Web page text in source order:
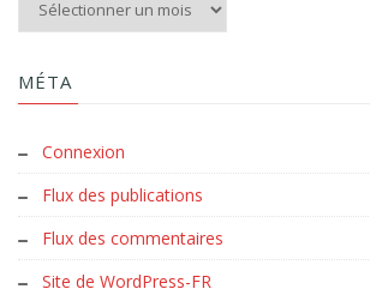
MÉTA
Connexion
Flux des publications
Flux des commentaires
Site de WordPress-FR